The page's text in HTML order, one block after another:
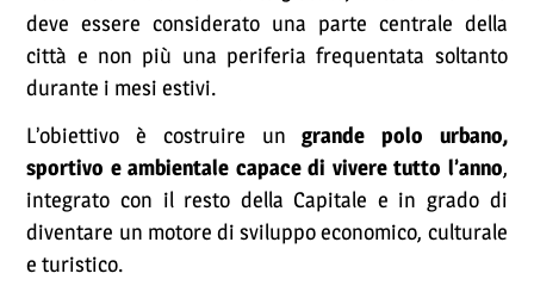
deve essere considerato una parte centrale della
città e non più una periferia frequentata soltanto
durante i mesi estivi.
L’obiettivo è costruire ungrande polo urbano,
sportivo e ambientale capace di vivere tutto l’anno,
integrato con il resto della Capitale e in grado di
diventare un motore di sviluppo economico, culturale
e turistico.